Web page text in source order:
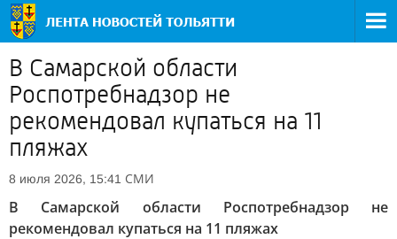
В Самарской области
Роспотребнадзор не
рекомендовал купаться на 11
пляжах
8 июля 2026, 15:41 СМИ
В Самарской области Роспотребнадзор не
рекомендовал купаться на 11 пляжах